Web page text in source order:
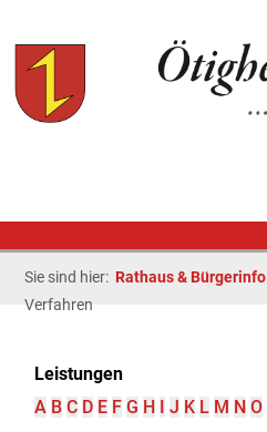
Sie sind hier: Rathaus & Bürgerinfo
Verfahren
Leistungen
A B C D E F G H I J K L M N O